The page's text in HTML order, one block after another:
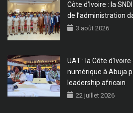
Côte d’Ivoire : la
de l’administration
3 août 2026
UAT : la Côte
numérique à Abuja
leadership africain
22 juillet 2026